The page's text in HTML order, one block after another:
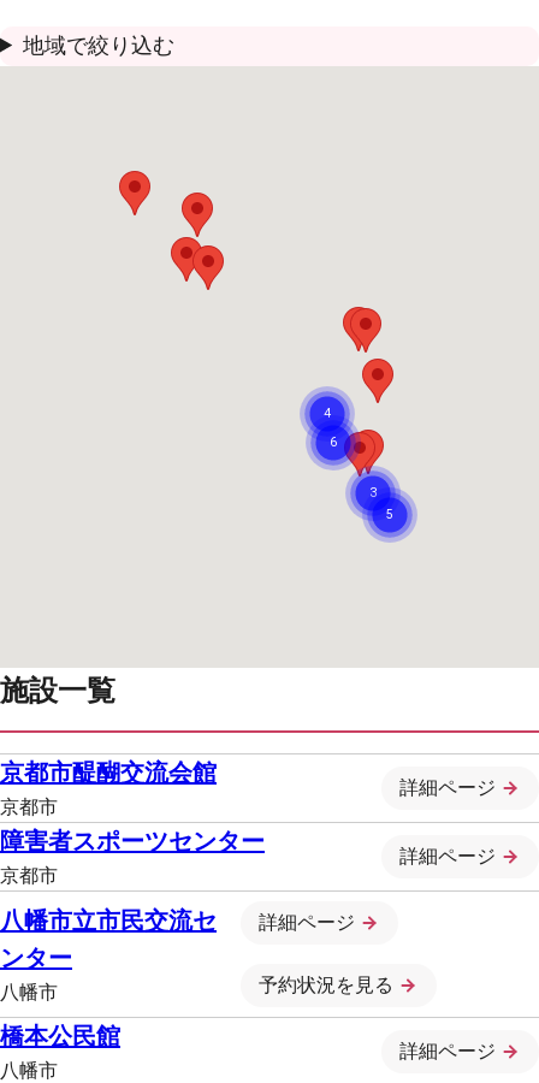
地域で絞り込む
施設一覧
京都市醍醐交流会館
京都市
詳細ページ
障害者スポーツセンター
京都市
詳細ページ
八幡市立市民交流セ
ンター
八幡市
詳細ページ
予約状況を見る
橋本公民館
八幡市
詳細ページ